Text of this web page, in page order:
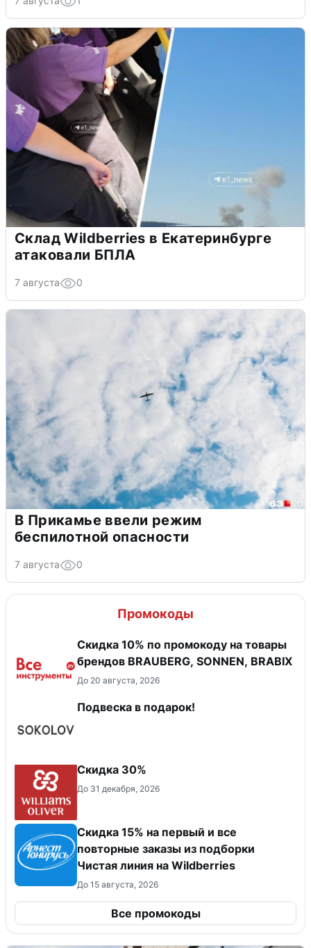
Склад Wildberries в Екатеринбурге
атаковали БПЛА
7 августа 0
В Прикамье ввели режим
беспилотной опасности
7 августа 0
Промокоды
Скидка 10% по промокоду на товары
брендов BRAUBERG, SONNEN, BRABIX
До 20 августа, 2026
Подвеска в подарок!
Скидка 30%
До 31 декабря, 2026
Скидка 15% на первый и все
повторные заказы из подборки
Чистая линия на Wildberries
До 15 августа, 2026
Все промокоды